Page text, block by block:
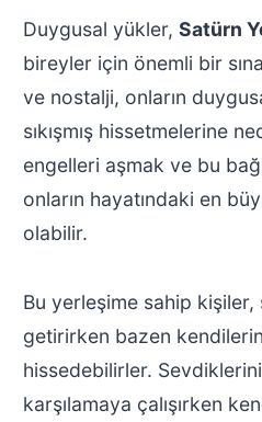
Duygusal yükler, Satürn
bireyler için önemli bir
ve nostalji, onların
sıkışmış hissetmelerine
engelleri aşmak ve bu
onların hayatındaki en
olabilir.
Bu yerleşime sahip kişiler,
getirirken bazen
hissedebilirler.
karşılamaya çalışırken